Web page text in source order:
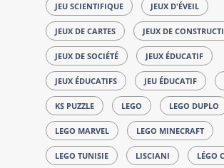
JEU SCIENTIFIQUE JEUX D'ÉVEIL
JEUX DE CARTES JEUX DE
JEUX DE SOCIÉTÉ JEUX ÉDUCATIF
JEUX ÉDUCATIFS JEU ÉDUCATIF
KS PUZZLE LEGO LEGO DUPLO
LEGO MARVEL LEGO MINECRAFT
LEGO TUNISIE LISCIANI LÉGO